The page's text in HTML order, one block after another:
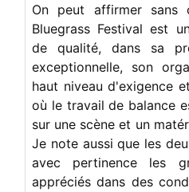
On peut affirmer sans
Bluegrass Festival est
de qualité, dans sa
exceptionnelle, son
haut niveau d'exigence
où le travail de balance
sur une scène et un
Je note aussi que les
avec pertinence les
appréciés dans des